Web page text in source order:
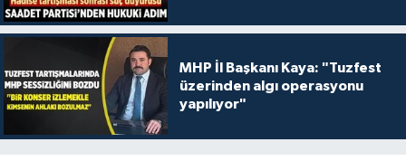
MHP İl Başkanı Kaya: "Tuzfest
üzerinden algı operasyonu
yapılıyor"